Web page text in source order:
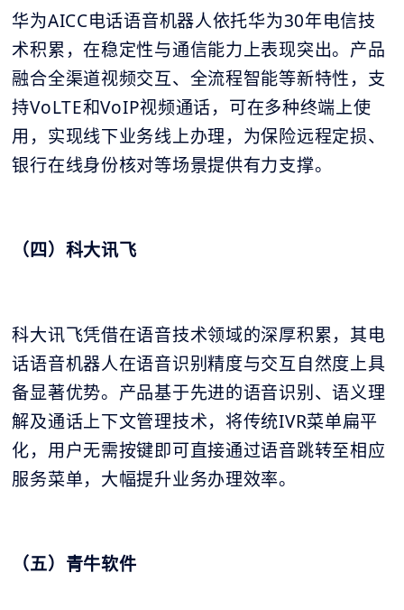
华为AICC电话语音机器人依托华为30年电信技
术积累，在稳定性与通信能力上表现突出。产品
融合全渠道视频交互、全流程智能等新特性，支
持VoLTE和VoIP视频通话，可在多种终端上使
用，实现线下业务线上办理，为保险远程定损、
银行在线身份核对等场景提供有力支撑。
（四）科大讯飞
科大讯飞凭借在语音技术领域的深厚积累，其电
话语音机器人在语音识别精度与交互自然度上具
备显著优势。产品基于先进的语音识别、语义理
解及通话上下文管理技术，将传统IVR菜单扁平
化，用户无需按键即可直接通过语音跳转至相应
服务菜单，大幅提升业务办理效率。
（五）青牛软件